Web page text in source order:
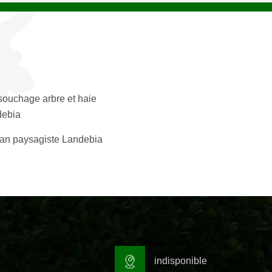
arbre et haie
paysagiste Landebia
indisponible